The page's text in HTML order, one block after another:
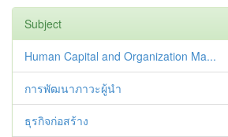
Subject
Human Capital and Organization Ma...
การพัฒนาภาวะผู้นำ
ธุรกิจก่อสร้าง